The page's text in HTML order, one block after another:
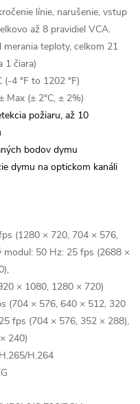
línie, narušenie, vstup
až 8 pravidiel VCA.
teploty, celkom 21
1 čiara)
(-4 °F to 1202 °F)
Max (± 2°C, ± 2%)
požiaru, až 10
bodov dymu
dymu na optickom kanáli
(1280 × 720, 704 × 576,
50 Hz: 25 fps (2688 ×
× 1080, 1280 × 720)
(704 × 576, 640 × 512, 320
fps (704 × 576, 352 × 288),
240)
H.264